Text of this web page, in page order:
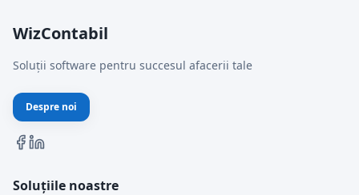
WizContabil
Soluții software pentru succesul afacerii tale
Despre noi
Soluțiile noastre